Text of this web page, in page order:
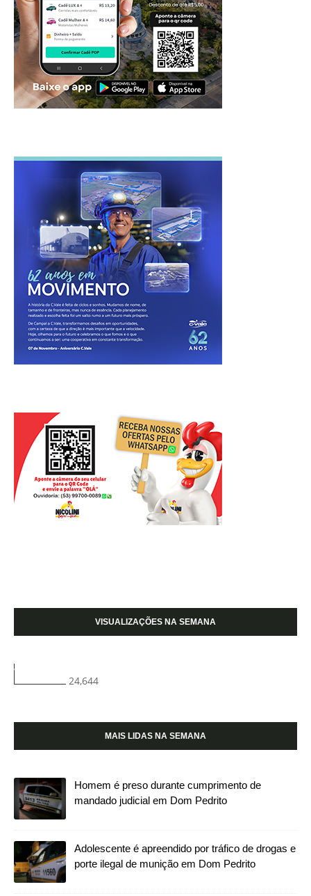
VISUALIZAÇÕES NA SEMANA
24,644
MAIS LIDAS NA SEMANA
Homem é preso durante cumprimento de
mandado judicial em Dom Pedrito
Adolescente é apreendido por tráfico de drogas e
porte ilegal de munição em Dom Pedrito